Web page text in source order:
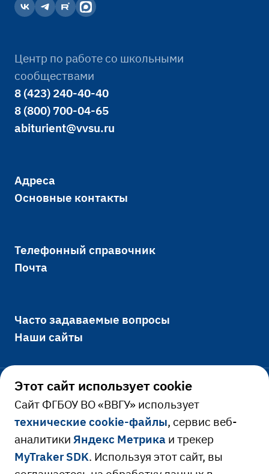
Центр по работе со школьными
сообществами
8 (423) 240-40-40
8 (800) 700-04-65
abiturient@vvsu.ru
Адреса
Основные контакты
Телефонный справочник
Почта
Часто задаваемые вопросы
Наши сайты
Официально
Сведения об образовательной
организации
Сведения о доходах руководителя
Ресурсы и сервисы
Этот сайт использует cookie
Cайт ФГБОУ ВО «ВВГУ» использует
технические cookie-файлы, сервис веб-
аналитикиЯндекс Метрика и трекер
MyTraker SDK. Используя этот сайт, вы